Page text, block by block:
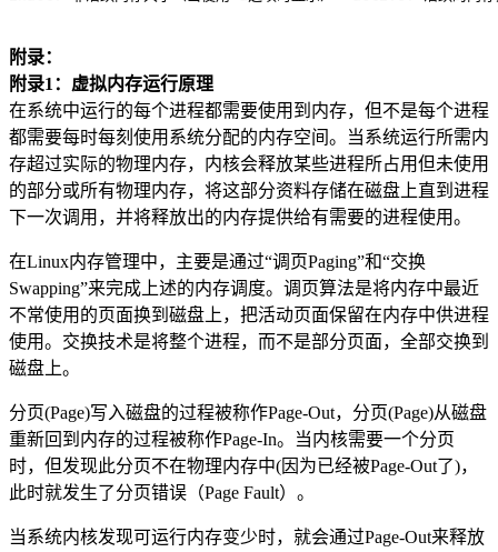
附录：
附录1：虚拟内存运行原理
在系统中运行的每个进程都需要使用到内存，但不是每个进程
都需要每时每刻使用系统分配的内存空间。当系统运行所需内
存超过实际的物理内存，内核会释放某些进程所占用但未使用
的部分或所有物理内存，将这部分资料存储在磁盘上直到进程
下一次调用，并将释放出的内存提供给有需要的进程使用。
在Linux内存管理中，主要是通过“调页Paging”和“交换
Swapping”来完成上述的内存调度。调页算法是将内存中最近
不常使用的页面换到磁盘上，把活动页面保留在内存中供进程
使用。交换技术是将整个进程，而不是部分页面，全部交换到
磁盘上。
分页(Page)写入磁盘的过程被称作Page-Out，分页(Page)从磁盘
重新回到内存的过程被称作Page-In。当内核需要一个分页
时，但发现此分页不在物理内存中(因为已经被Page-Out了)，
此时就发生了分页错误（Page Fault）。
当系统内核发现可运行内存变少时，就会通过Page-Out来释放